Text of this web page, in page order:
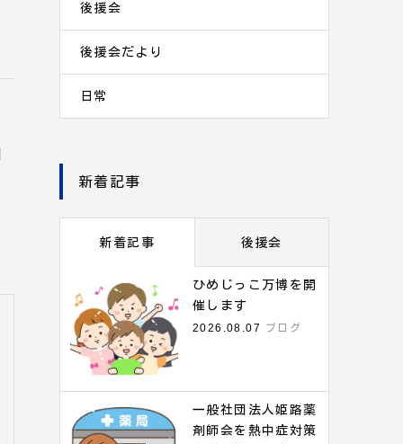
後援会
後援会だより
日常
新着記事
新着記事 後援会
ひめじっこ万博を開
催します
2026.08.07
ブログ
一般社団法人姫路薬
剤師会を熱中症対策